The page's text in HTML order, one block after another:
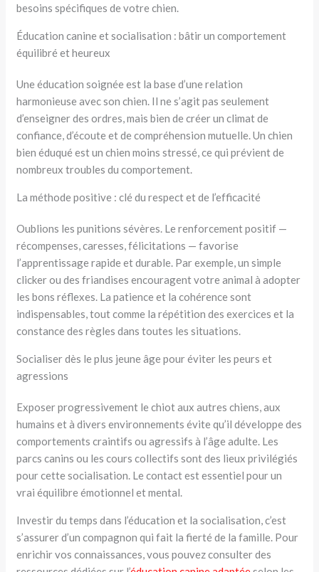
besoins spécifiques de votre chien.
Éducation canine et socialisation : bâtir un comportement
équilibré et heureux
Une éducation soignée est la base d’une relation
harmonieuse avec son chien. Il ne s’agit pas seulement
d’enseigner des ordres, mais bien de créer un climat de
confiance, d’écoute et de compréhension mutuelle. Un chien
bien éduqué est un chien moins stressé, ce qui prévient de
nombreux troubles du comportement.
La méthode positive : clé du respect et de l’efficacité
Oublions les punitions sévères. Le renforcement positif —
récompenses, caresses, félicitations — favorise
l’apprentissage rapide et durable. Par exemple, un simple
clicker ou des friandises encouragent votre animal à adopter
les bons réflexes. La patience et la cohérence sont
indispensables, tout comme la répétition des exercices et la
constance des règles dans toutes les situations.
Socialiser dès le plus jeune âge pour éviter les peurs et
agressions
Exposer progressivement le chiot aux autres chiens, aux
humains et à divers environnements évite qu’il développe des
comportements craintifs ou agressifs à l’âge adulte. Les
parcs canins ou les cours collectifs sont des lieux privilégiés
pour cette socialisation. Le contact est essentiel pour un
vrai équilibre émotionnel et mental.
Investir du temps dans l’éducation et la socialisation, c’est
s’assurer d’un compagnon qui fait la fierté de la famille. Pour
enrichir vos connaissances, vous pouvez consulter des